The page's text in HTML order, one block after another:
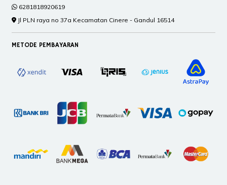
6281818920619
Jl PLN raya no 37a Kecamatan Cinere - Gandul 16514
METODE PEMBAYARAN